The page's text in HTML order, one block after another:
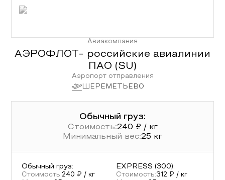
Авиакомпания
АЭРОФЛОТ- российские авиалинии
ПАО (SU)
Аэропорт отправления
ШЕРЕМЕТЬЕВО
Обычный груз:
Стоимость:240 ₽ / кг
Минимальный вес:25 кг
Обычный груз:
Стоимость:240 ₽ / кг
EXPRESS (300):
Стоимость:312 ₽ / кг